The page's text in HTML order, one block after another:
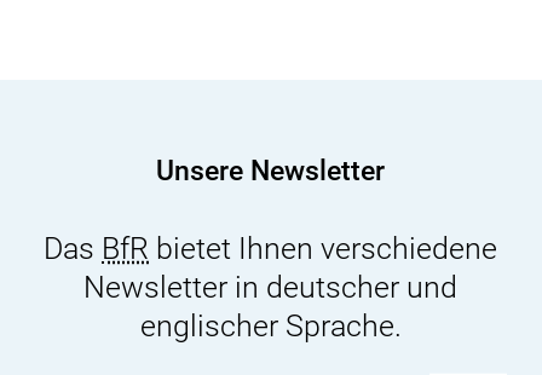
Unsere Newsletter
Das BfR bietet Ihnen verschiedene
Newsletter in deutscher und
englischer Sprache.